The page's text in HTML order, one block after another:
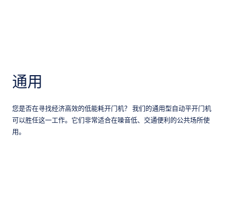
通用
您是否在寻找经济高效的低能耗开门机？ 我们的通用型自动平开门机
可以胜任这一工作。它们非常适合在噪音低、交通便利的公共场所使
用。